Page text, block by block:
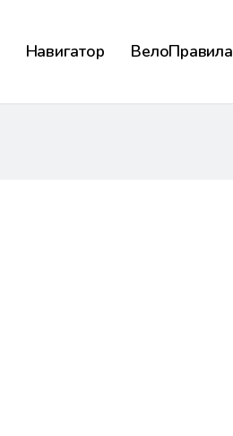
Навигатор ВелоПравила